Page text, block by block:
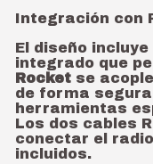
Integración con
El diseño
integrado que
Rocketse
de forma
herramientas
Los dos cables
conectar el
incluidos.